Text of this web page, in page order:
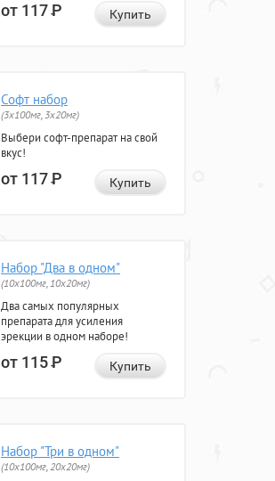
от 117Р Купить
Софт набор
(3x100мг, 3x20мг)
Выбери софт-препарат на свой
вкус!
от 117Р Купить
Набор "Два в одном"
(10x100мг, 10x20мг)
Два самых популярных
препарата для усиления
эрекции в одном наборе!
от 115Р Купить
Набор "Три в одном"
(10x100мг, 20x20мг)